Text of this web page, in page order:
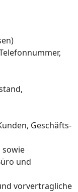
Geschäfts-
sowie
und
vorvertragliche